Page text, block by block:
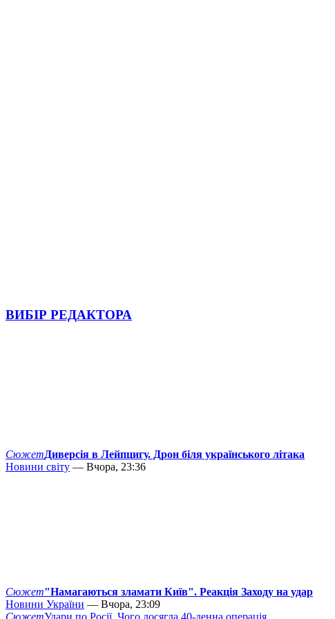
ВИБІР РЕДАКТОРА
СюжетДиверсія в Лейпцигу. Дрон біля українського літака
Новини світу — Вчора, 23:36
Сюжет"Намагаються зламати Київ". Реакція Заходу на удар
Новини України — Вчора, 23:09